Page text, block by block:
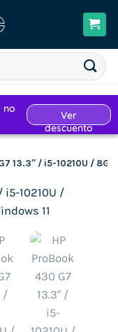
13.3″ / i5-10210U / 8GB